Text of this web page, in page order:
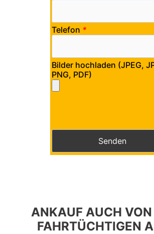
Telefon *
Bilder hochladen (JPEG,
PNG, PDF)
Bitte lasse dieses Feld leer.
ANKAUF AUCH
FAHRTÜCHTIGEN